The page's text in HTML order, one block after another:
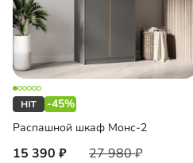
-45%
Распашной шкаф Монс-2
15 390 27 980